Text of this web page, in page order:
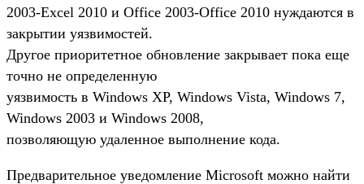
2003-Excel 2010 и Office 2003-Office 2010 нуждаются в
закрытии уязвимостей.
Другое приоритетное обновление закрывает пока еще
точно не определенную
уязвимость в Windows XP, Windows Vista, Windows 7,
Windows 2003 и Windows 2008,
позволяющую удаленное выполнение кода.
Предварительное уведомление Microsoft можно найти